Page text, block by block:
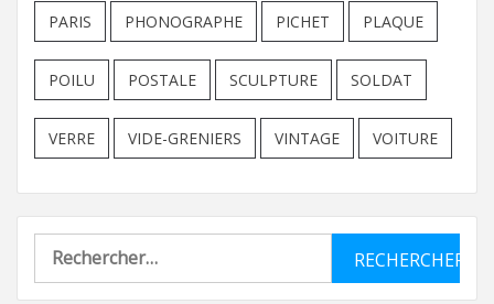
PARIS PHONOGRAPHE PICHET PLAQUE
POILU POSTALE SCULPTURE SOLDAT
VERRE VIDE-GRENIERS VINTAGE VOITURE
Rechercher :